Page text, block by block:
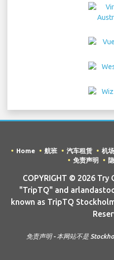
Home 航班 汽车租赁 机
免责声明
COPYRIGHT © 2026
"TripTQ" and
known as TripTQ
免责声明 - 本网站不是